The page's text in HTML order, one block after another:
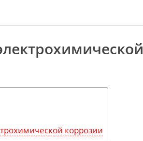
коррозии